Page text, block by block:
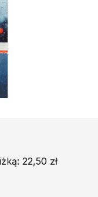
22,50 zł